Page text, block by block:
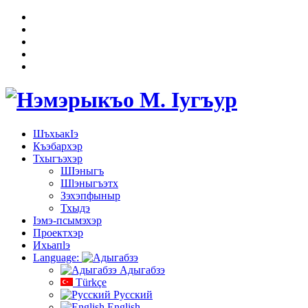
ШъхьакIэ
Къэбархэр
Тхыгъэхэр
ШIэныгъ
Шӏэныгъэтх
Зэхэпфыныр
Тхыдэ
Ӏэмэ-псымэхэр
Проектхэр
Ихьапӏэ
Language:
Адыгабзэ
Türkçe
Русский